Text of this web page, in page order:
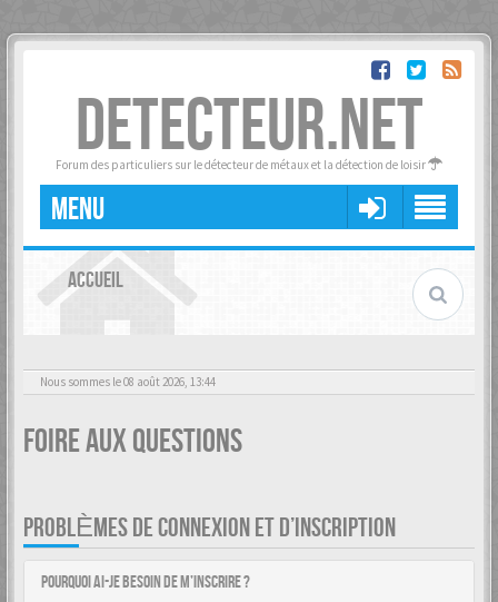
DETECTEUR.NET
Forum des particuliers sur le détecteur de métaux et la détection de loisir
MENU
ACCUEIL
Nous sommes le 08 août 2026, 13:44
Foire aux questions
PROBLÈMES DE CONNEXION ET D’INSCRIPTION
Pourquoi ai-je besoin de m’inscrire ?